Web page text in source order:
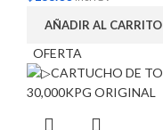
AÑADIR AL CARRITO
OFERTA